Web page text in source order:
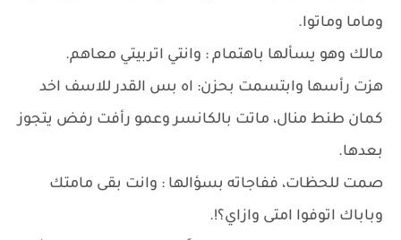
وماما وماتوا.
مالك وهو يسألها باهتمام : وانتي اتربيتي معاهم.
هزت رأسها وابتسمت بحزن: اه بس القدر للاسف اخد
كمان طنط منال، ماتت بالكانسر وعمو رأفت رفض يتجوز
بعدها.
صمت للحظات، ففاجاته بسؤالها : وانت بقى مامتك
وباباك اتوفوا امتى وازاي؟!.